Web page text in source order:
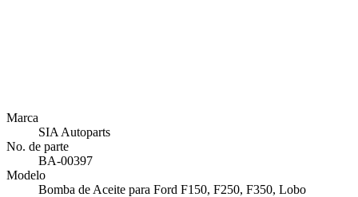
Marca
SIA Autoparts
No. de parte
BA-00397
Modelo
Bomba de Aceite para Ford F150, F250, F350, Lobo